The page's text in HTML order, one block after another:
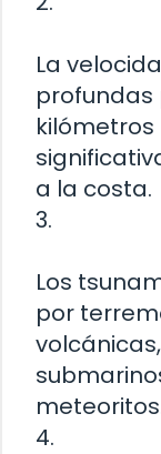
La
profundas
a la costa.
3.
Los
por
4.